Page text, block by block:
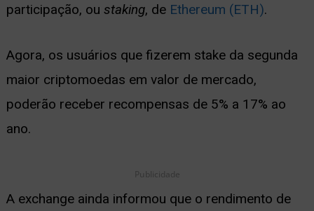
participação, ou staking, de Ethereum (ETH).
Agora, os usuários que fizerem stake da segunda
maior criptomoedas em valor de mercado,
poderão receber recompensas de 5% a 17% ao
ano.
Publicidade
A exchange ainda informou que o rendimento de